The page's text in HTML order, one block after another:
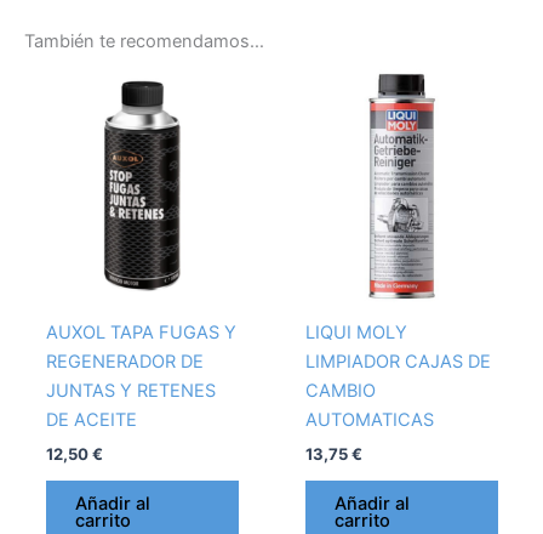
También te recomendamos…
AUXOL TAPA FUGAS Y
REGENERADOR DE
JUNTAS Y RETENES
DE ACEITE
12,50€
Añadir al
carrito
LIQUI MOLY
LIMPIADOR CAJAS DE
CAMBIO
AUTOMATICAS
13,75€
Añadir al
carrito